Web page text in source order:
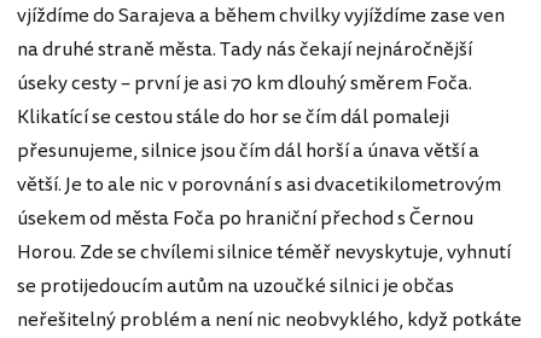
vjíždíme do Sarajeva a během chvilky vyjíždíme zase ven
na druhé straně města. Tady nás čekají nejnáročnější
úseky cesty – první je asi 70 km dlouhý směrem Foča.
Klikatící se cestou stále do hor se čím dál pomaleji
přesunujeme, silnice jsou čím dál horší a únava větší a
větší. Je to ale nic v porovnání s asi dvacetikilometrovým
úsekem od města Foča po hraniční přechod s Černou
Horou. Zde se chvílemi silnice téměř nevyskytuje, vyhnutí
se protijedoucím autům na uzoučké silnici je občas
neřešitelný problém a není nic neobvyklého, když potkáte